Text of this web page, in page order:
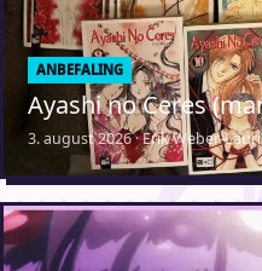
ANBEFALING
Ayashi no Ceres
3. august 2026 · Erik Weber-